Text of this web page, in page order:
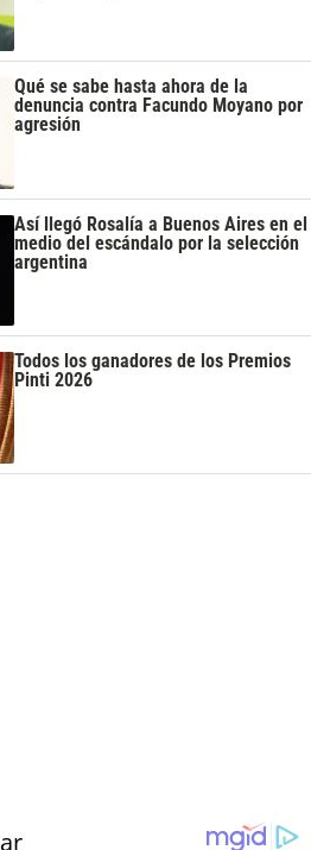
Qué se sabe hasta ahora de la
denuncia contra Facundo Moyano por
agresión
Así llegó Rosalía a Buenos Aires en el
medio del escándalo por la selección
argentina
Todos los ganadores de los Premios
Pinti 2026